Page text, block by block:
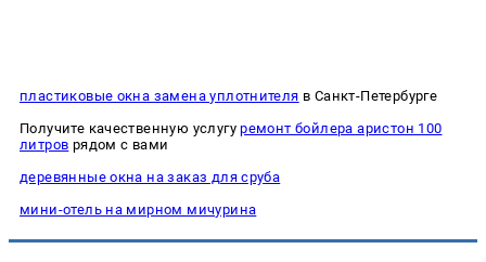
пластиковые окна замена уплотнителя в Санкт-Петербурге
Получите качественную услугуремонт бойлера аристон 100
литров рядом с вами
деревянные окна на заказ для сруба
мини-отель на мирном мичурина